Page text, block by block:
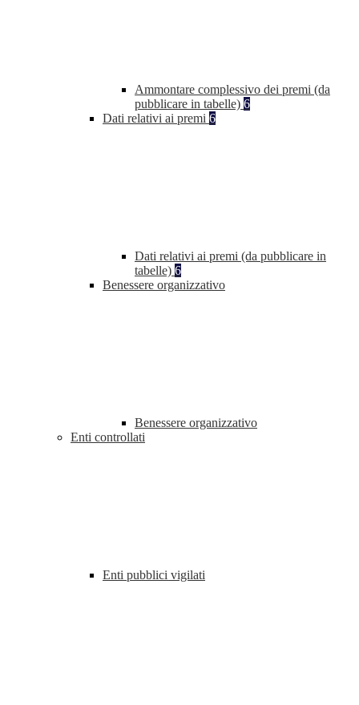
Ammontare complessivo dei premi (da
pubblicare in tabelle) 6
Dati relativi ai premi 6
Dati relativi ai premi (da pubblicare in
tabelle) 6
Benessere organizzativo
Benessere organizzativo
Enti controllati
Enti pubblici vigilati